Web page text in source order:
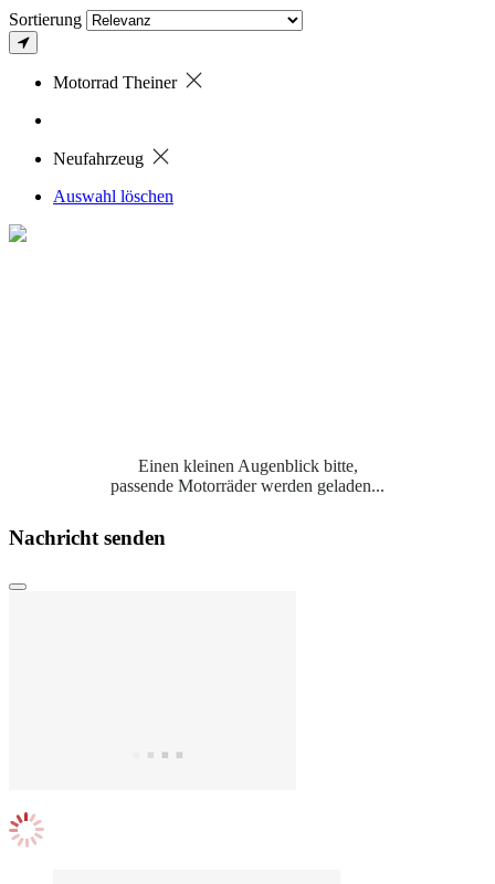
Sortierung
Motorrad Theiner
Neufahrzeug
Auswahl löschen
Einen kleinen Augenblick bitte,
passende Motorräder werden geladen...
Nachricht senden